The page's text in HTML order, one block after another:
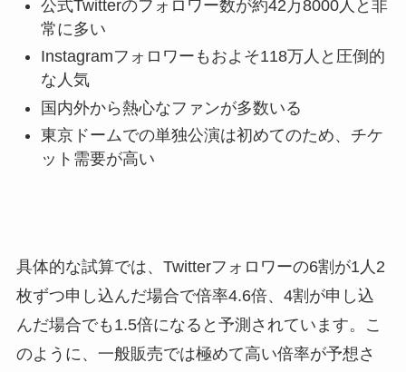
公式Twitterのフォロワー数が約42万8000人と非
常に多い
Instagramフォロワーもおよそ118万人と圧倒的
な人気
国内外から熱心なファンが多数いる
東京ドームでの単独公演は初めてのため、チケ
ット需要が高い
具体的な試算では、Twitterフォロワーの6割が1人2
枚ずつ申し込んだ場合で倍率4.6倍、4割が申し込
んだ場合でも1.5倍になると予測されています。こ
のように、一般販売では極めて高い倍率が予想さ